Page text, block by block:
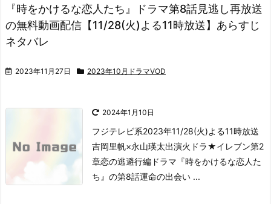
『時をかけるな恋人たち』ドラマ第8話見逃し再放送
の無料動画配信【11/28(火)よる11時放送】あらすじ
ネタバレ
2023年11月27日 2023年10月ドラマVOD
2024年1月10日
フジテレビ系2023年11/28(火)よる11時放送
吉岡里帆×永山瑛太出演火ドラ★イレブン第2
章恋の逃避行編 ドラマ『時をかけるな恋人た
ち』の第8話運命の出会い ...